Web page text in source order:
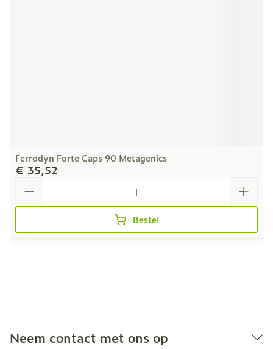
Ferrodyn Forte Caps 90 Metagenics
€ 35,52
Bestel
Neem contact met ons op